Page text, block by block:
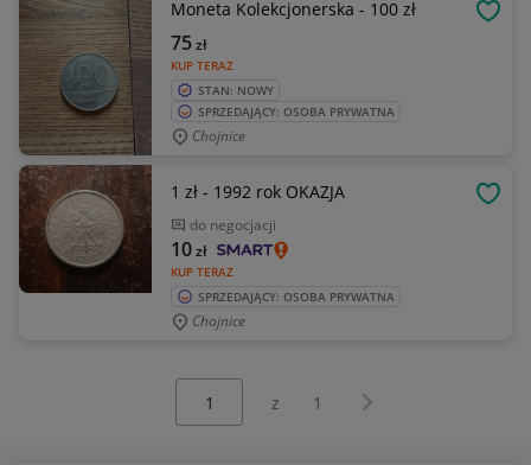
Moneta Kolekcjonerska - 100 zł
KUP TERAZ
75zł
STAN: NOWY
SPRZEDAJĄCY: OSOBA PRYWATNA
Chojnice
1 zł - 1992 rok OKAZJA
do negocjacji
KUP TERAZ
10zł
SPRZEDAJĄCY: OSOBA PRYWATNA
Chojnice
z 1 Następna strona